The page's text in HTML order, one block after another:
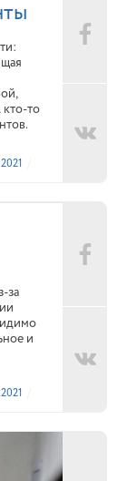
то
за
и